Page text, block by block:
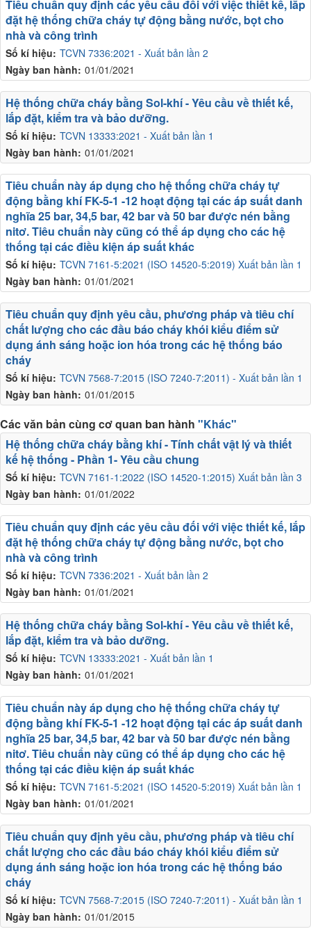
Số kí hiệu: TCVN 7336:2021 - Xuất bản lần 2
Ngày ban hành: 01/01/2021
Tiêu chuẩn quy định các yêu cầu đối với việc thiết kế, lắp
đặt hệ thống chữa cháy tự động bằng nước, bọt cho
nhà và công trình
Số kí hiệu: TCVN 13333:2021 - Xuất bản lần 1
Ngày ban hành: 01/01/2021
Hệ thống chữa cháy bằng Sol-khí - Yêu cầu về thiết kế,
lắp đặt, kiểm tra và bảo dưỡng.
Số kí hiệu: TCVN 7161-5:2021 (ISO 14520-5:2019) Xuất bản lần 1
Ngày ban hành: 01/01/2021
Tiêu chuẩn này áp dụng cho hệ thống chữa cháy tự
động bằng khí FK-5-1 -12 hoạt động tại các áp suất danh
nghĩa 25 bar, 34,5 bar, 42 bar và 50 bar được nén bằng
nitơ. Tiêu chuẩn này cũng có thể áp dụng cho các hệ
thống tại các điều kiện áp suất khác
Số kí hiệu: TCVN 7568-7:2015 (ISO 7240-7:2011) - Xuất bản lần 1
Ngày ban hành: 01/01/2015
Tiêu chuẩn quy định yêu cầu, phương pháp và tiêu chí
chất lượng cho các đầu báo cháy khói kiểu điểm sử
dụng ánh sáng hoặc ion hóa trong các hệ thống báo
cháy
Các văn bản cùng cơ quan ban hành "Khác"
Số kí hiệu: TCVN 7161-1:2022 (ISO 14520-1:2015) Xuất bản lần 3
Ngày ban hành: 01/01/2022
Hệ thống chữa cháy bằng khí - Tính chất vật lý và thiết
kế hệ thống - Phần 1- Yêu cầu chung
Số kí hiệu: TCVN 7336:2021 - Xuất bản lần 2
Ngày ban hành: 01/01/2021
Tiêu chuẩn quy định các yêu cầu đối với việc thiết kế, lắp
đặt hệ thống chữa cháy tự động bằng nước, bọt cho
nhà và công trình
Số kí hiệu: TCVN 13333:2021 - Xuất bản lần 1
Ngày ban hành: 01/01/2021
Hệ thống chữa cháy bằng Sol-khí - Yêu cầu về thiết kế,
lắp đặt, kiểm tra và bảo dưỡng.
Số kí hiệu: TCVN 7161-5:2021 (ISO 14520-5:2019) Xuất bản lần 1
Ngày ban hành: 01/01/2021
Tiêu chuẩn này áp dụng cho hệ thống chữa cháy tự
động bằng khí FK-5-1 -12 hoạt động tại các áp suất danh
nghĩa 25 bar, 34,5 bar, 42 bar và 50 bar được nén bằng
nitơ. Tiêu chuẩn này cũng có thể áp dụng cho các hệ
thống tại các điều kiện áp suất khác
Số kí hiệu: TCVN 7568-7:2015 (ISO 7240-7:2011) - Xuất bản lần 1
Ngày ban hành: 01/01/2015
Tiêu chuẩn quy định yêu cầu, phương pháp và tiêu chí
chất lượng cho các đầu báo cháy khói kiểu điểm sử
dụng ánh sáng hoặc ion hóa trong các hệ thống báo
cháy